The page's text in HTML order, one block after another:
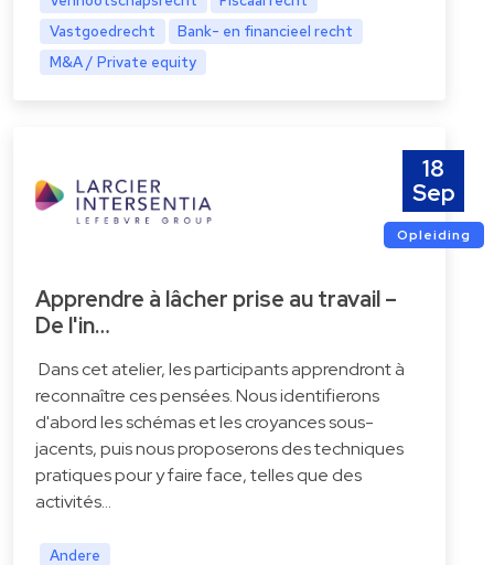
Vastgoedrecht
Bank- en financieel recht
M&A / Private equity
18
Sep
Opleiding
Apprendre à lâcher prise au travail –
De l'in…
Dans cet atelier, les participants apprendront à
reconnaître ces pensées. Nous identifierons
d'abord les schémas et les croyances sous-
jacents, puis nous proposerons des techniques
pratiques pour y faire face, telles que des
activités…
Andere